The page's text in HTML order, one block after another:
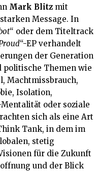
Mark Blitz mit
Message. In
“ oder dem Titeltrack
“-EP verhandelt
der Generation
politische Themen wie
Machtmissbrauch,
Isolation,
oder soziale
sich als eine Art
Tank, in dem im
stetig
für die Zukunft
und der Blick